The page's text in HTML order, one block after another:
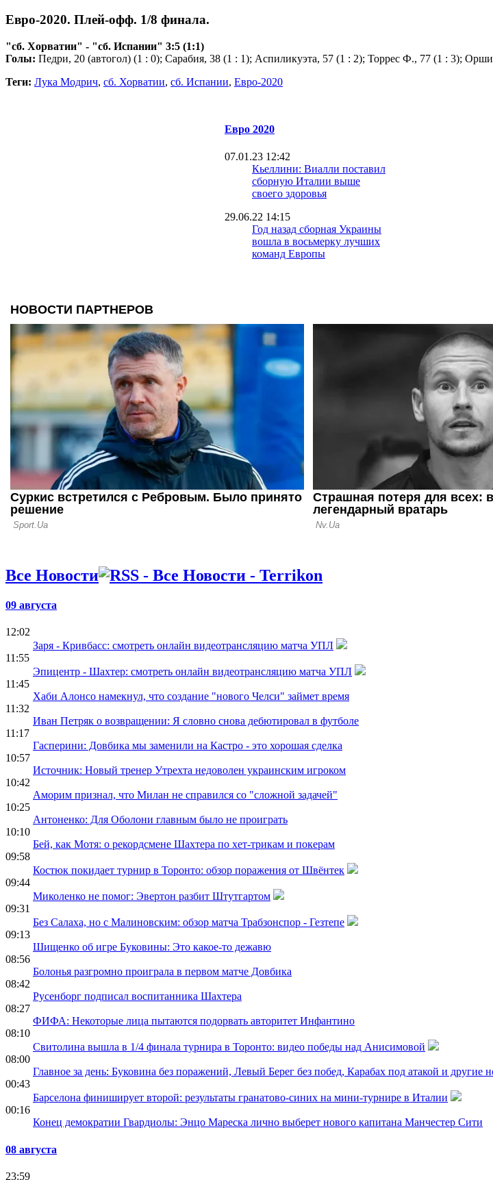
Евро-2020. Плей-офф. 1/8 финала.
"сб. Хорватии" - "сб. Испании" 3:5 (1:1)
Голы: Педри, 20 (автогол) (1 : 0); Сарабия, 38 (1 : 1); Аспиликуэта, 57 (1 : 2); Торрес Ф., 77 (1 : 3);
Теги: Лука Модрич, сб. Хорватии, сб. Испании, Евро-2020
Евро 2020
07.01.23 12:42
Кьеллини: Виалли поставил
сборную Италии выше
своего здоровья
29.06.22 14:15
Год назад сборная Украины
вошла в восьмерку лучших
команд Европы
17.09.21 12:28
У игрока Челси украли
медали Евро-2020, ЛЧ и
Суперкубка УЕФА
10.09.21 14:18
Все Новости
09 августа
12:02
Заря - Кривбасс: смотреть онлайн видеотрансляцию матча УПЛ
11:55
Эпицентр - Шахтер: смотреть онлайн видеотрансляцию матча УПЛ
11:45
Хаби Алонсо намекнул, что создание "нового Челси" займет время
11:32
Иван Петряк о возвращении: Я словно снова дебютировал в футболе
11:17
Гасперини: Довбика мы заменили на Кастро - это хорошая сделка
10:57
Источник: Новый тренер Утрехта недоволен украинским игроком
10:42
Аморим признал, что Милан не справился со "сложной задачей"
10:25
Антоненко: Для Оболони главным было не проиграть
10:10
Бей, как Мотя: о рекордсмене Шахтера по хет-трикам и покерам
09:58
Костюк покидает турнир в Торонто: обзор поражения от Швёнтек
09:44
Миколенко не помог: Эвертон разбит Штутгартом
09:31
Без Салаха, но с Малиновским: обзор матча Трабзонспор - Гезтепе
09:13
Шищенко об игре Буковины: Это какое-то дежавю
08:56
Болонья разгромно проиграла в первом матче Довбика
08:42
Русенборг подписал воспитанника Шахтера
08:27
ФИФА: Некоторые лица пытаются подорвать авторитет Инфантино
08:10
Свитолина вышла в 1/4 финала турнира в Торонто: видео победы над Анисимовой
08:00
Главное за день: Буковина без поражений, Левый Берег без побед, Карабах под атакой и другие
00:43
Барселона финиширует второй: результаты гранатово-синих на мини-турнире в Италии
00:16
Конец демократии Гвардиолы: Энцо Мареска лично выберет нового капитана Манчестер Сити
08 августа
23:59